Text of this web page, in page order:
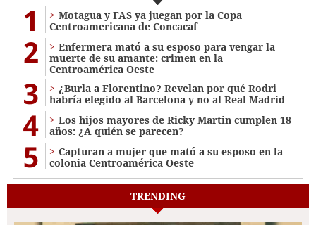
1
Motagua y FAS ya juegan por la Copa
Centroamericana de Concacaf
2
Enfermera mató a su esposo para vengar la
muerte de su amante: crimen en la
Centroamérica Oeste
3
¿Burla a Florentino? Revelan por qué Rodri
habría elegido al Barcelona y no al Real Madrid
4
Los hijos mayores de Ricky Martin cumplen 18
años: ¿A quién se parecen?
5
Capturan a mujer que mató a su esposo en la
colonia Centroamérica Oeste
TRENDING